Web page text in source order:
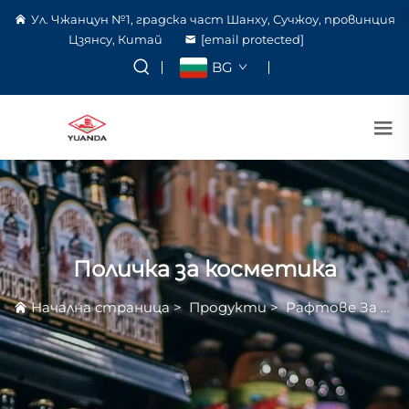
Ул. Чжанцун №1, градска част Шанху, Сучжоу, провинция
Цзянсу, Китай
[email protected]
BG
Поличка за косметика
Начална страница> Продукти>Рафтове За Супермаркет